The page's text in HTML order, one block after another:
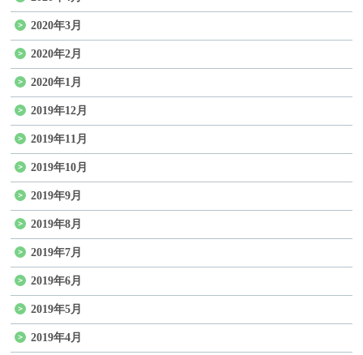
2020年3月
2020年2月
2020年1月
2019年12月
2019年11月
2019年10月
2019年9月
2019年8月
2019年7月
2019年6月
2019年5月
2019年4月